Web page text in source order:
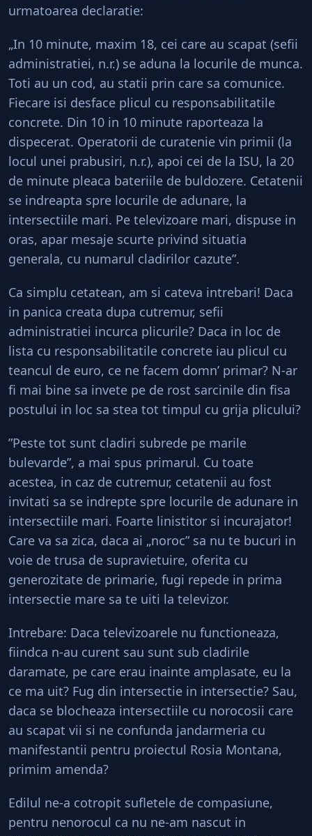
urmatoarea declaratie:
„In 10 minute, maxim 18, cei care au scapat (sefii
administratiei, n.r.) se aduna la locurile de munca.
Toti au un cod, au statii prin care sa comunice.
Fiecare isi desface plicul cu responsabilitatile
concrete. Din 10 in 10 minute raporteaza la
dispecerat. Operatorii de curatenie vin primii (la
locul unei prabusiri, n.r.), apoi cei de la ISU, la 20
de minute pleaca bateriile de buldozere. Cetatenii
se indreapta spre locurile de adunare, la
intersectiile mari. Pe televizoare mari, dispuse in
oras, apar mesaje scurte privind situatia
generala, cu numarul cladirilor cazute”.
Ca simplu cetatean, am si cateva intrebari! Daca
in panica creata dupa cutremur, sefii
administratiei incurca plicurile? Daca in loc de
lista cu responsabilitatile concrete iau plicul cu
teancul de euro, ce ne facem domn’ primar? N-ar
fi mai bine sa invete pe de rost sarcinile din fisa
postului in loc sa stea tot timpul cu grija plicului?
”Peste tot sunt cladiri subrede pe marile
bulevarde”, a mai spus primarul. Cu toate
acestea, in caz de cutremur, cetatenii au fost
invitati sa se indrepte spre locurile de adunare in
intersectiile mari. Foarte linistitor si incurajator!
Care va sa zica, daca ai „noroc” sa nu te bucuri in
voie de trusa de supravietuire, oferita cu
generozitate de primarie, fugi repede in prima
intersectie mare sa te uiti la televizor.
Intrebare: Daca televizoarele nu functioneaza,
fiindca n-au curent sau sunt sub cladirile
daramate, pe care erau inainte amplasate, eu la
ce ma uit? Fug din intersectie in intersectie? Sau,
daca se blocheaza intersectiile cu norocosii care
au scapat vii si ne confunda jandarmeria cu
manifestantii pentru proiectul Rosia Montana,
primim amenda?
Edilul ne-a cotropit sufletele de compasiune,
pentru nenorocul ca nu ne-am nascut in